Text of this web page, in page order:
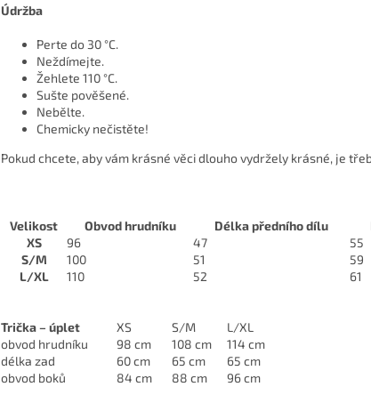
Údržba
Perte do 30 °C.
Neždímejte.
Žehlete 110 °C.
Sušte pověšené.
Nebělte.
Chemicky nečistěte!
Pokud chcete, aby vám krásné věci dlouho vydržely krásné, je
Velikost Obvod hrudníku Délka předního dílu
XS
96 47 55
S/M
100 51 59
L/XL
110 52 61
Trička – úplet XS S/M
L/XL
obvod hrudníku
98 cm 108 cm
114 cm
délka zad
60 cm 65 cm
65 cm
obvod boků
84 cm 88 cm 96 cm